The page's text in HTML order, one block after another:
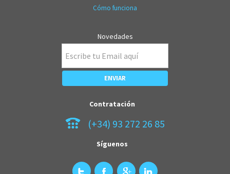
Cómo funciona
Novedades
Contratación
(+34) 93 272 26 85
Síguenos